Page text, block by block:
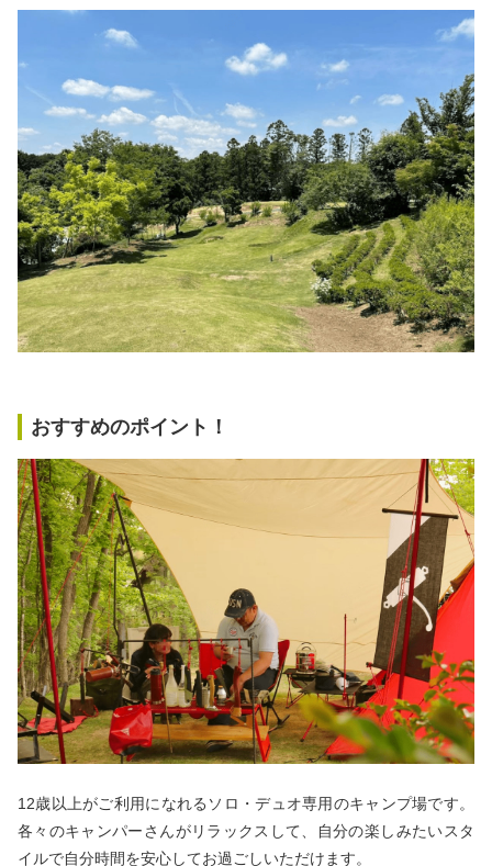
おすすめのポイント！
12歳以上がご利用になれるソロ・デュオ専用のキャンプ場です。
各々のキャンパーさんがリラックスして、自分の楽しみたいスタ
イルで自分時間を安心してお過ごしいただけます。